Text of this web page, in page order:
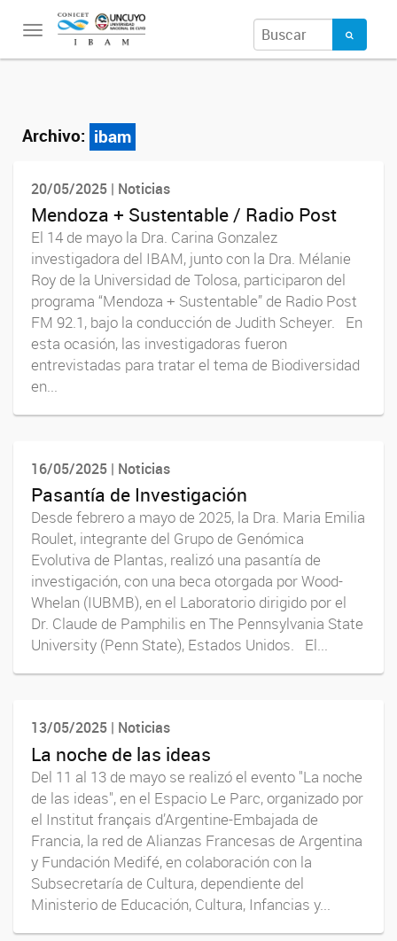
Toggle
navigation
Archivo: ibam
20/05/2025 | Noticias
Mendoza + Sustentable / Radio Post
El 14 de mayo la Dra. Carina Gonzalez
investigadora del IBAM, junto con la Dra. Mélanie
Roy de la Universidad de Tolosa, participaron del
programa “Mendoza + Sustentable” de Radio Post
FM 92.1, bajo la conducción de Judith Scheyer. En
esta ocasión, las investigadoras fueron
entrevistadas para tratar el tema de Biodiversidad
en...
16/05/2025 | Noticias
Pasantía de Investigación
Desde febrero a mayo de 2025, la Dra. Maria Emilia
Roulet, integrante del Grupo de Genómica
Evolutiva de Plantas, realizó una pasantía de
investigación, con una beca otorgada por Wood-
Whelan (IUBMB), en el Laboratorio dirigido por el
Dr. Claude de Pamphilis en The Pennsylvania State
University (Penn State), Estados Unidos. El...
13/05/2025 | Noticias
La noche de las ideas
Del 11 al 13 de mayo se realizó el evento "La noche
de las ideas", en el Espacio Le Parc, organizado por
el Institut français d’Argentine-Embajada de
Francia, la red de Alianzas Francesas de Argentina
y Fundación Medifé, en colaboración con la
Subsecretaría de Cultura, dependiente del
Ministerio de Educación, Cultura, Infancias y...